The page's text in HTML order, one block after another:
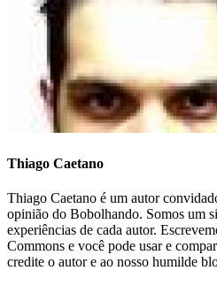
Thiago Caetano
Thiago Caetano é um autor
opinião do Bobolhando. Somos um
experiências de cada autor.
Commons e você pode usar e
credite o autor e ao nosso humilde